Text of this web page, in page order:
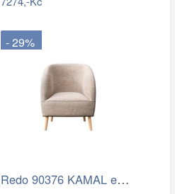
- 29%
Redo 90376 KAMAL exteriérové nástěnné…